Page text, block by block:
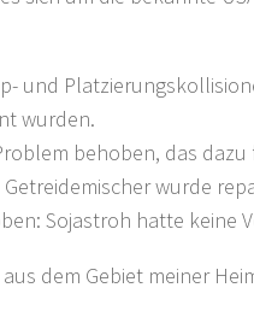
und
wurden.
behoben, das
wurde
Sojastroh hatte keine
aus dem Gebiet meiner